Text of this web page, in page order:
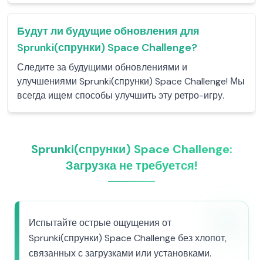
Будут ли будущие обновления для
Sprunki(спрунки) Space Challenge?
Следите за будущими обновлениями и
улучшениями Sprunki(спрунки) Space Challenge! Мы
всегда ищем способы улучшить эту ретро-игру.
Sprunki(спрунки) Space Challenge:
Загрузка не требуется!
Испытайте острые ощущения от
Sprunki(спрунки) Space Challenge без хлопот,
связанных с загрузками или установками.